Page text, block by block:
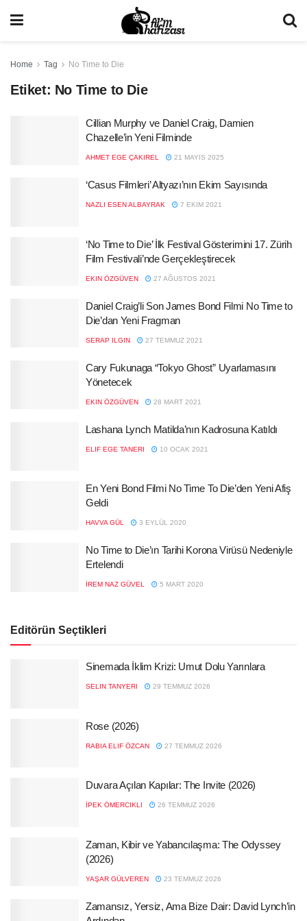
Home Tag No Time to Die
Etiket: No Time to Die
Cillian Murphy ve Daniel Craig, Damien
Chazelle’in Yeni Filminde
AHMET EGE ÇAKIREL 21 MAYIS 2025
‘Casus Filmleri’ Altyazı’nın Ekim Sayısında
NAZLI ESEN ALBAYRAK 7 EKIM 2021
‘No Time to Die’ İlk Festival Gösterimini 17. Zürih
Film Festivali’nde Gerçekleştirecek
EKIN ÖZGÜVEN 27 AĞUSTOS 2021
Daniel Craig’li Son James Bond Filmi No Time to
Die’dan Yeni Fragman
SERAP ILGIN 27 TEMMUZ 2021
Cary Fukunaga “Tokyo Ghost” Uyarlamasını
Yönetecek
EKIN ÖZGÜVEN 28 MART 2021
Lashana Lynch Matilda’nın Kadrosuna Katıldı
ELIF EGE TANERI 10 OCAK 2021
En Yeni Bond Filmi No Time To Die’den Yeni Afiş
Geldi
HAVVA GÜL 3 EYLÜL 2020
No Time to Die’ın Tarihi Korona Virüsü Nedeniyle
Ertelendi
İREM NAZ GÜVEL 5 MART 2020
Editörün Seçtikleri
Sinemada İklim Krizi: Umut Dolu Yarınlara
SELIN TANYERI 29 TEMMUZ 2026
Rose (2026)
RABIA ELIF ÖZCAN 27 TEMMUZ 2026
Duvara Açılan Kapılar: The Invite (2026)
İPEK ÖMERCIKLI 26 TEMMUZ 2026
Zaman, Kibir ve Yabancılaşma: The Odyssey
(2026)
YAŞAR GÜLVEREN 23 TEMMUZ 2026
Zamansız, Yersiz, Ama Bize Dair: David Lynch’in